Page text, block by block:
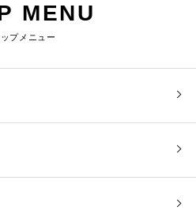
MENU
プメニュー